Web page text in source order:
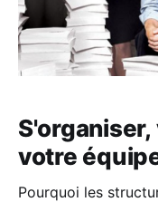
votre
Pourquoi les